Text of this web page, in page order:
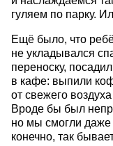
гуляем по парку.
Ещё было, что
не укладывался
переноску,
в кафе: выпили
от свежего
Вроде бы был
но мы смогли даже
конечно, так